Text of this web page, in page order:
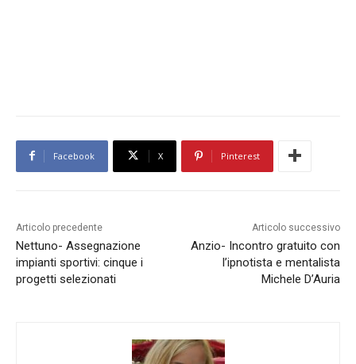
Facebook X Pinterest
Articolo precedente
Nettuno- Assegnazione
impianti sportivi: cinque i
progetti selezionati
Articolo successivo
Anzio- Incontro gratuito con
l’ipnotista e mentalista
Michele D’Auria